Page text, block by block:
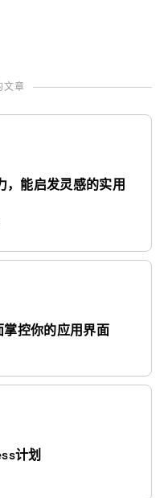
文章
，能启发灵感的实用
控你的应用界面
计划